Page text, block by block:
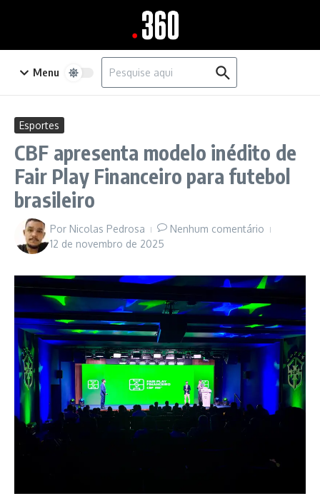
Menu
Procurar por:
Esportes
CBF apresenta modelo inédito de
Fair Play Financeiro para futebol
brasileiro
Por Nicolas Pedrosa
Nenhum comentário
12 de novembro de 2025